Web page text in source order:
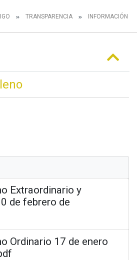
TRANSPARENCIA INFORMACIÓN
Extraordinario y
de febrero de
Ordinario 17 de enero